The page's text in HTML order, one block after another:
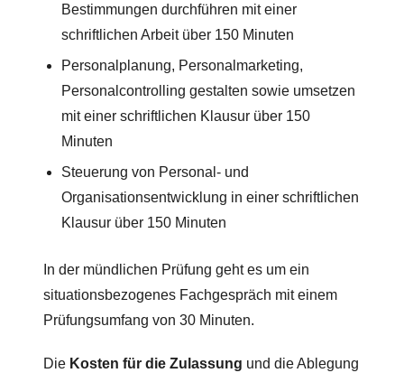
Bestimmungen durchführen mit einer
schriftlichen Arbeit über 150 Minuten
Personalplanung, Personalmarketing,
Personalcontrolling gestalten sowie umsetzen
mit einer schriftlichen Klausur über 150
Minuten
Steuerung von Personal- und
Organisationsentwicklung in einer schriftlichen
Klausur über 150 Minuten
In der mündlichen Prüfung geht es um ein
situationsbezogenes Fachgespräch mit einem
Prüfungsumfang von 30 Minuten.
Die Kosten für die Zulassung und die Ablegung